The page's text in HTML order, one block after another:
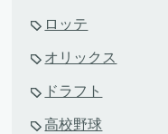
ロッテ
オリックス
ドラフト
高校野球